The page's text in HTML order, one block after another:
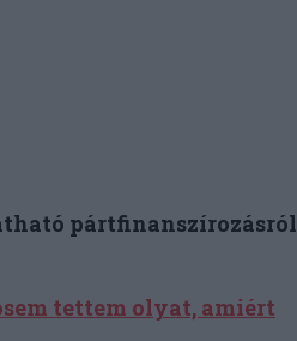
pártfinanszírozásról
tettem olyat, amiért